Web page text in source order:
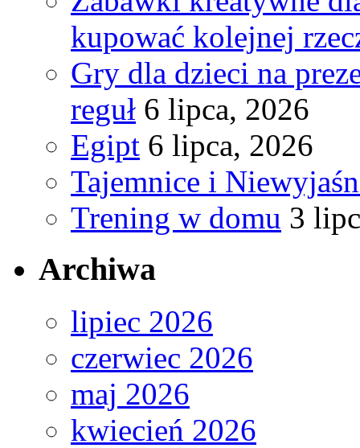
kupować kolejnej
Gry dla dzieci na
reguł 6 lipca, 2026
Egipt 6 lipca, 2026
Tajemnice i
Trening w domu 3
Archiwa
lipiec 2026
czerwiec 2026
maj 2026
kwiecień 2026